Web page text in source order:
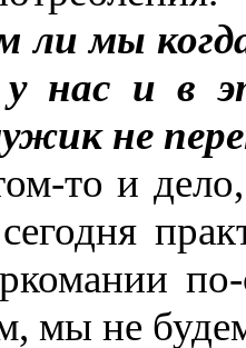
ли мы
нас и в
не
то и дело,
мы не